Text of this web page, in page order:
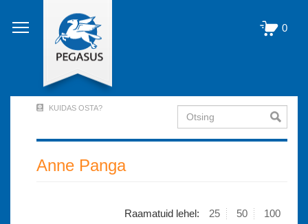
edasi
põhisisu
0
Account
Menu
KUIDAS OSTA? Otsing
Anne Panga
Raamatuid lehel: 25 50 100